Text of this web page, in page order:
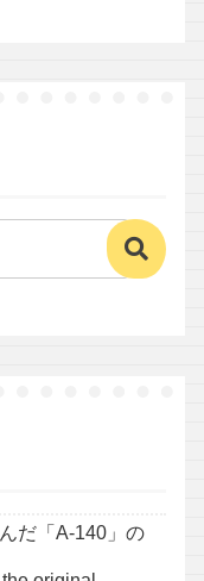
だ「A-140」の